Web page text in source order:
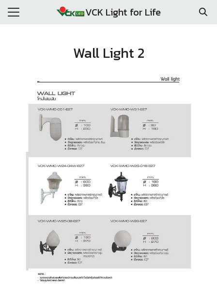
Skip
VCK Light for Life
CLIENT
US
Wall Light 2